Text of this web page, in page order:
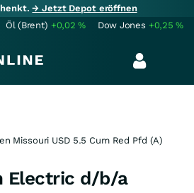
→ Jetzt Depot eröffnen
Öl (Brent) +0,02% Dow Jones +0,25%
Missouri USD 5.5 Cum Red Pfd (A)
Electric d/b/a